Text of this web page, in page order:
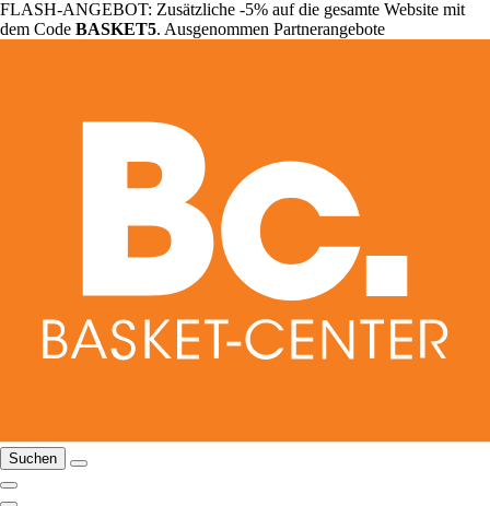
FLASH-ANGEBOT: Zusätzliche -5% auf die gesamte Website mit
dem Code BASKET5. Ausgenommen Partnerangebote
Suchen